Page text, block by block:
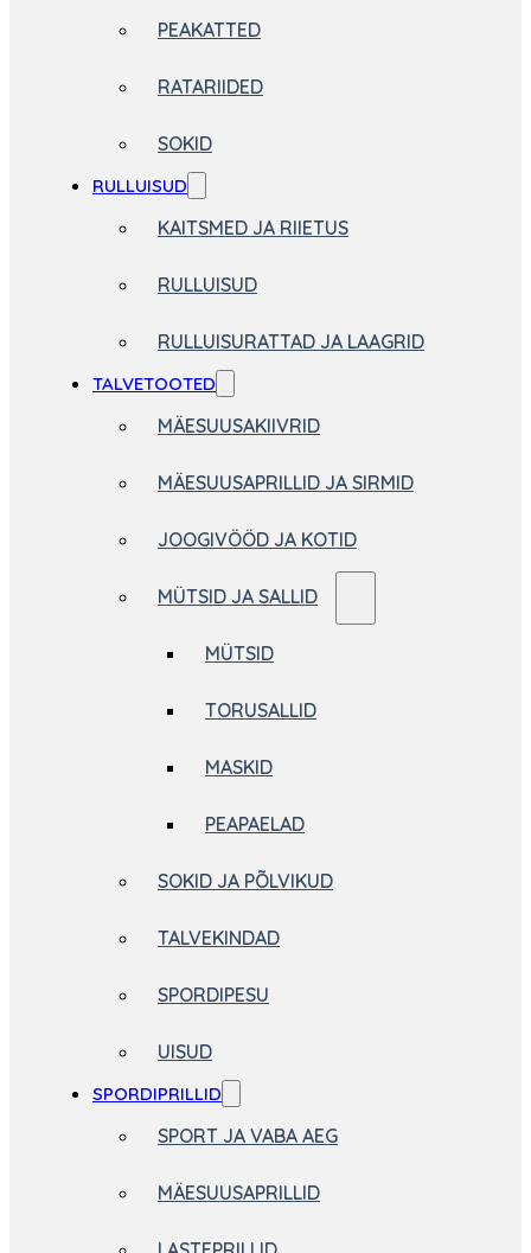
PEAKATTED
RATARIIDED
SOKID
RULLUISUD
KAITSMED JA RIIETUS
RULLUISUD
RULLUISURATTAD JA LAAGRID
TALVETOOTED
MÄESUUSAKIIVRID
MÄESUUSAPRILLID JA SIRMID
JOOGIVÖÖD JA KOTID
MÜTSID JA SALLID
MÜTSID
TORUSALLID
MASKID
PEAPAELAD
SOKID JA PÕLVIKUD
TALVEKINDAD
SPORDIPESU
UISUD
SPORDIPRILLID
SPORT JA VABA AEG
MÄESUUSAPRILLID